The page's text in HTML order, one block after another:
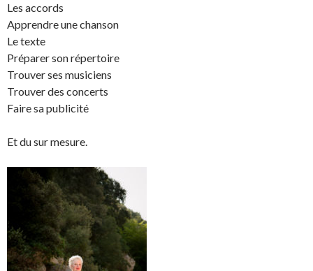
Les accords
Apprendre une chanson
Le texte
Préparer son répertoire
Trouver ses musiciens
Trouver des concerts
Faire sa publicité
Et du sur mesure.